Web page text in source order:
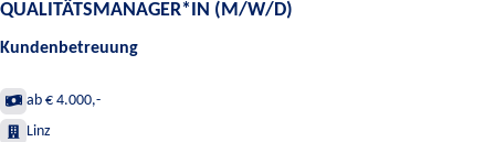
QUALITÄTSMANAGER*IN (M/W/D)
Kundenbetreuung
ab € 4.000,-
Linz